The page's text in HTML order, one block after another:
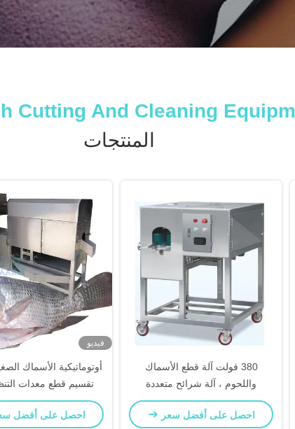
المنتجات
380 فولت آلة قطع الأسماك
واللحوم ، آلة شرائح متعددة
الأغراض للأسماك
احصل على أفضل سعر
فيديو
أوتوماتيكية الأسماك
تقسيم قطع معدات
العشب السمك والسمك
والسمك الآخر
احصل على أفضل